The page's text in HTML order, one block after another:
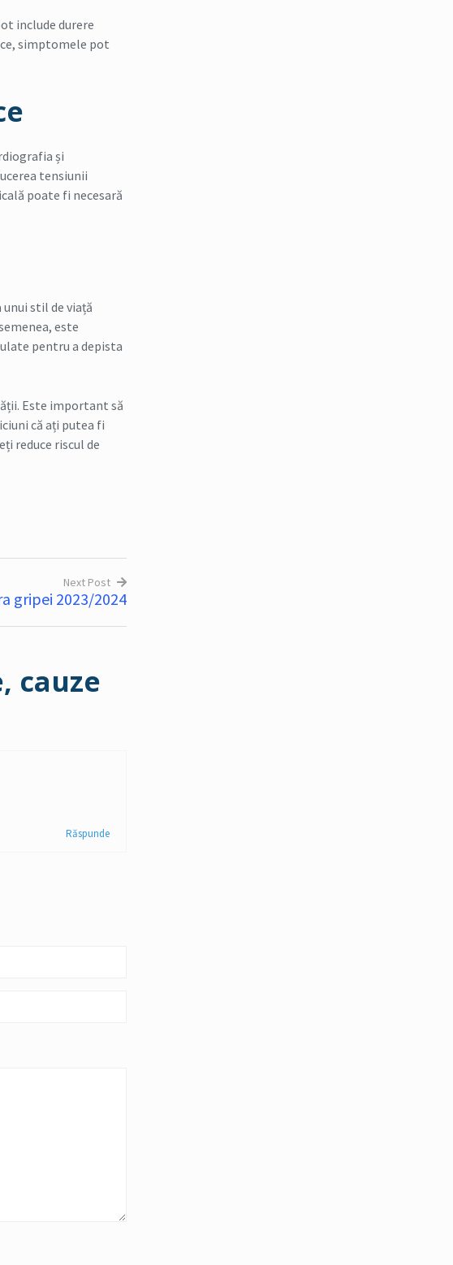
include durere
simptomele pot
și
tensiunii
poate fi necesară
stil de viață
este
pentru a depista
Este important să
că ați putea fi
reduce riscul de
Next Post
gripei 2023/2024
cauze
Răspunde